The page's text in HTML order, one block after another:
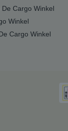
Cargo Winkel
Winkel
Cargo Winkel